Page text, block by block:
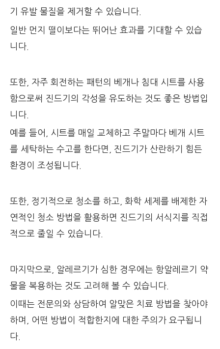
기 유발 물질을 제거할 수 있습니다.
일반 먼지 떨이보다는 뛰어난 효과를 기대할 수 있습
니다.
또한, 자주 회전하는 패턴의 베개나 침대 시트를 사용
함으로써 진드기의 각성을 유도하는 것도 좋은 방법입
니다.
예를 들어, 시트를 매일 교체하고 주말마다 베개 시트
를 세탁하는 수고를 한다면, 진드기가 산란하기 힘든
환경이 조성됩니다.
또한, 정기적으로 청소를 하고, 화학 세제를 배제한 자
연적인 청소 방법을 활용하면 진드기의 서식지를 직접
적으로 줄일 수 있습니다.
마지막으로, 알레르기가 심한 경우에는 항알레르기 약
물을 복용하는 것도 고려해 볼 수 있습니다.
이때는 전문의와 상담하여 알맞은 치료 방법을 찾아야
하며, 어떤 방법이 적합한지에 대한 주의가 요구됩니
다.